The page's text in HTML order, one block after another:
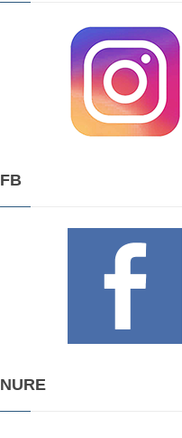
FB
NURE